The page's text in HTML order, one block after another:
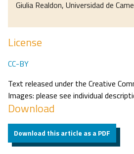
Giulia Realdon, Universidad de
License
CC-BY
Text released under the Creative
Images: please see individual
Download
Download this article as a PDF